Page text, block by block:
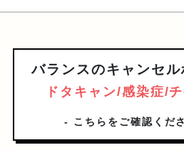
バランスのキャンセル
ドタキャン/感染症/
- こちらをご確認くだ